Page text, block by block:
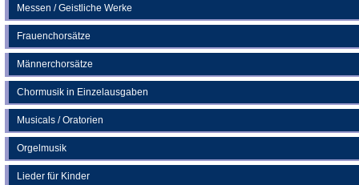
Messen / Geistliche Werke
Frauenchorsätze
Männerchorsätze
Chormusik in Einzelausgaben
Musicals / Oratorien
Orgelmusik
Lieder für Kinder